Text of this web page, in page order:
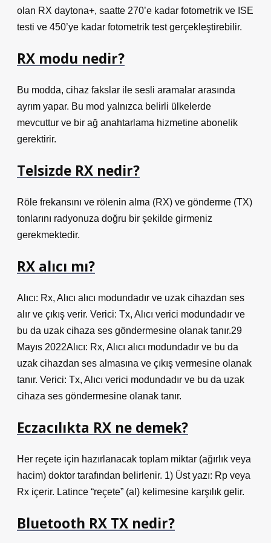
olan RX daytona+, saatte 270’e kadar fotometrik ve ISE
testi ve 450’ye kadar fotometrik test gerçekleştirebilir.
RX modu nedir?
Bu modda, cihaz fakslar ile sesli aramalar arasında
ayrım yapar. Bu mod yalnızca belirli ülkelerde
mevcuttur ve bir ağ anahtarlama hizmetine abonelik
gerektirir.
Telsizde RX nedir?
Röle frekansını ve rölenin alma (RX) ve gönderme (TX)
tonlarını radyonuza doğru bir şekilde girmeniz
gerekmektedir.
RX alıcı mı?
Alıcı: Rx, Alıcı alıcı modundadır ve uzak cihazdan ses
alır ve çıkış verir. Verici: Tx, Alıcı verici modundadır ve
bu da uzak cihaza ses göndermesine olanak tanır.29
Mayıs 2022Alıcı: Rx, Alıcı alıcı modundadır ve bu da
uzak cihazdan ses almasına ve çıkış vermesine olanak
tanır. Verici: Tx, Alıcı verici modundadır ve bu da uzak
cihaza ses göndermesine olanak tanır.
Eczacılıkta RX ne demek?
Her reçete için hazırlanacak toplam miktar (ağırlık veya
hacim) doktor tarafından belirlenir. 1) Üst yazı: Rp veya
Rx içerir. Latince “reçete” (al) kelimesine karşılık gelir.
Bluetooth RX TX nedir?